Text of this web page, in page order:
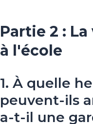
Partie 2 :
à l'école
1. À quelle
peuvent-ils
a-t-il une